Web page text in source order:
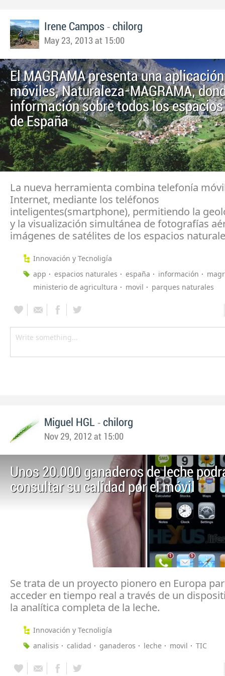
Irene Campos - chilorg
May 23, 2013 at 15:00
El MAGRAMA presenta una
móviles, Naturaleza-MAGRAMA,
información sobre todos los
de España
La nueva herramienta combina telefonía
Internet, mediante los teléfonos
inteligentes(smartphone), permitiendo la
y la visualización simultánea de fotografías
imágenes de satélites de los espacios
Innovación y Tecnoligía
app
espacios naturales españa información
ministerio de agricultura
movil parques naturales
Miguel HGL - chilorg
Nov 29, 2012 at 15:00
Unos 20.000 ganaderos de leche
consultar su calidad por el móvil
Se trata de un proyecto pionero en Europa
acceder en tiempo real a través de un
la analítica completa de la leche.
Innovación y Tecnoligía
analisis
calidad ganaderos leche movil TIC